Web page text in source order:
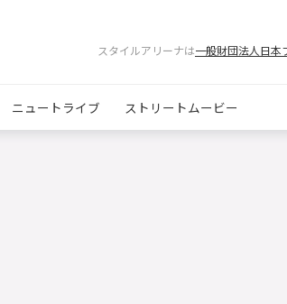
スタイルアリーナは一般財団法人日本
ニュートライブ ストリートムービー